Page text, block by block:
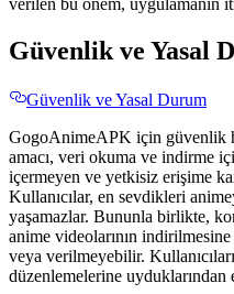
Güvenlik ve Yasal
Güvenlik ve Yasal Durum
GogoAnimeAPK için güvenlik
amacı, veri okuma ve indirme
içermeyen ve yetkisiz erişime
Kullanıcılar, en sevdikleri
yaşamazlar. Bununla birlikte,
anime videolarının
veya verilmeyebilir.
düzenlemelerine uyduklarından